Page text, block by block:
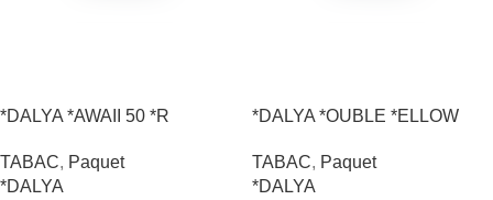
*DALYA *AWAII 50 *R
TABAC, Paquet
*DALYA
*DALYA *OUBLE *ELLOW
TABAC, Paquet
*DALYA